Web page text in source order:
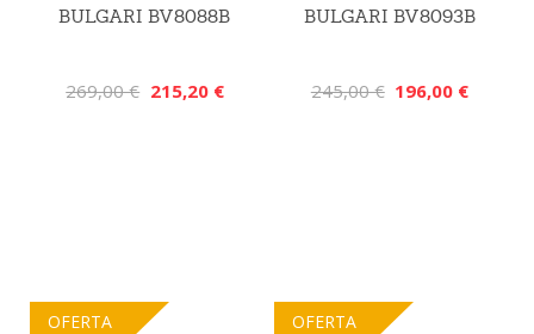
BULGARI BV8088B
269,00 € 215,20 €
BULGARI BV8093B
245,00 € 196,00 €
OFERTA OFERTA